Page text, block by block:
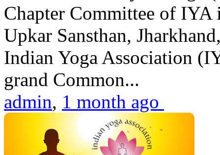
Chapter Committee of
Upkar Sansthan,
Indian Yoga Association
grand Common...
admin, 1 month ago